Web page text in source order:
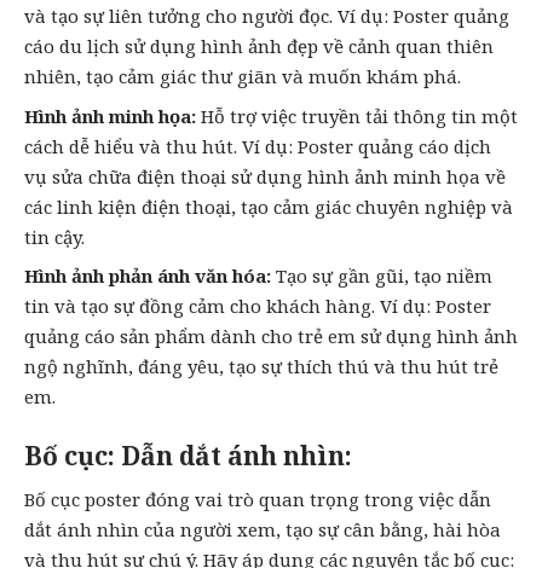
và tạo sự liên tưởng cho người đọc. Ví dụ: Poster quảng
cáo du lịch sử dụng hình ảnh đẹp về cảnh quan thiên
nhiên, tạo cảm giác thư giãn và muốn khám phá.
Hình ảnh minh họa: Hỗ trợ việc truyền tải thông tin một
cách dễ hiểu và thu hút. Ví dụ: Poster quảng cáo dịch
vụ sửa chữa điện thoại sử dụng hình ảnh minh họa về
các linh kiện điện thoại, tạo cảm giác chuyên nghiệp và
tin cậy.
Hình ảnh phản ánh văn hóa: Tạo sự gần gũi, tạo niềm
tin và tạo sự đồng cảm cho khách hàng. Ví dụ: Poster
quảng cáo sản phẩm dành cho trẻ em sử dụng hình ảnh
ngộ nghĩnh, đáng yêu, tạo sự thích thú và thu hút trẻ
em.
Bố cục: Dẫn dắt ánh nhìn:
Bố cục poster đóng vai trò quan trọng trong việc dẫn
dắt ánh nhìn của người xem, tạo sự cân bằng, hài hòa
và thu hút sự chú ý. Hãy áp dụng các nguyên tắc bố cục: